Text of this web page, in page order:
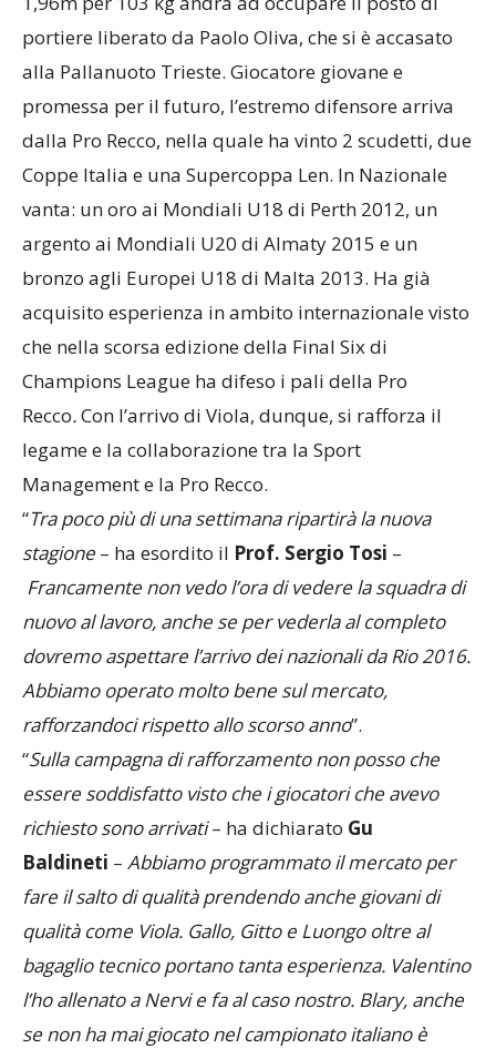
portiere liberato da Paolo Oliva, che si è accasato
alla Pallanuoto Trieste. Giocatore giovane e
promessa per il futuro, l’estremo difensore arriva
dalla Pro Recco, nella quale ha vinto 2 scudetti, due
Coppe Italia e una Supercoppa Len. In Nazionale
vanta: un oro ai Mondiali U18 di Perth 2012, un
argento ai Mondiali U20 di Almaty 2015 e un
bronzo agli Europei U18 di Malta 2013. Ha già
acquisito esperienza in ambito internazionale visto
che nella scorsa edizione della Final Six di
Champions League ha difeso i pali della Pro
Recco.Con l’arrivo di Viola, dunque, si rafforza il
legame e la collaborazione tra la Sport
Management e la Pro Recco.
“Tra poco più di una settimana ripartirà la nuova
stagione – ha esordito il Prof. Sergio Tosi –
Francamente non vedo l’ora di vedere la squadra di
nuovo al lavoro, anche se per vederla al completo
dovremo aspettare l’arrivo dei nazionali da Rio 2016.
Abbiamo operato molto bene sul mercato,
rafforzandoci rispetto allo scorso anno”.
“Sulla campagna di rafforzamento non posso che
essere soddisfatto visto che i giocatori che avevo
richiesto sono arrivati– ha dichiarato Gu
Baldineti – Abbiamo programmato il mercato per
fare il salto di qualità prendendo anche giovani di
qualità come Viola. Gallo, Gitto e Luongo oltre al
bagaglio tecnico portano tanta esperienza. Valentino
l’ho allenato a Nervi e fa al caso nostro. Blary, anche
se non ha mai giocato nel campionato italiano è